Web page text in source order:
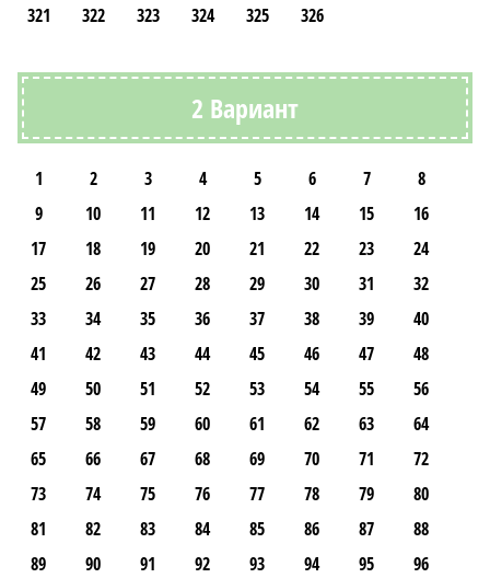
321
322 323 324 325 326
2 Вариант
1 2 3 4 5 6 7
8
9
10 11 12 13 14 15
16
17
18 19 20 21 22 23
24
25
26 27 28 29 30 31
32
33
34 35 36 37 38 39
40
41
42 43 44 45 46 47
48
49
50 51 52 53 54 55
56
57
58 59 60 61 62 63
64
65
66 67 68 69 70 71
72
73
74 75 76 77 78 79
80
81
82 83 84 85 86 87
88
89
90 91 92 93 94 95
96